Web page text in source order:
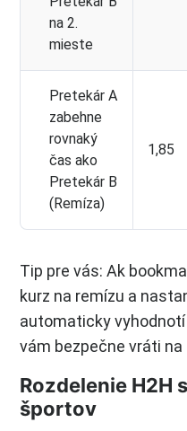
na 2.
mieste
Pretekár A
zabehne
rovnaký
čas ako
Pretekár B
(Remíza)
1,85
Tip pre vás: Ak
kurz na remízu a
automaticky vyhodnotí
vám bezpečne vráti na
Rozdelenie H2H
športov